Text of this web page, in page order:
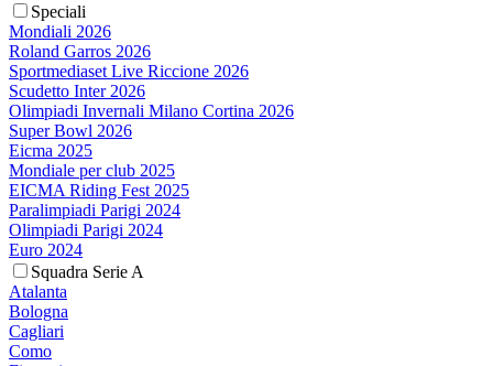
Speciali
Mondiali 2026
Roland Garros 2026
Sportmediaset Live Riccione 2026
Scudetto Inter 2026
Olimpiadi Invernali Milano Cortina 2026
Super Bowl 2026
Eicma 2025
Mondiale per club 2025
EICMA Riding Fest 2025
Paralimpiadi Parigi 2024
Olimpiadi Parigi 2024
Euro 2024
Squadra Serie A
Atalanta
Bologna
Cagliari
Como